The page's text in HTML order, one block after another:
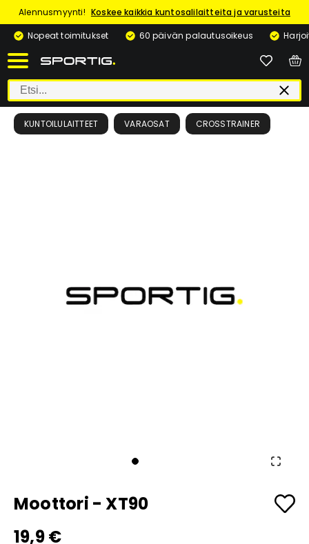
Alennusmyynti! Koskee kaikkia kuntosalilaitteita ja varusteita
Nopeat toimitukset
60 päivän palautusoikeus
KUNTOILULAITTEET VARAOSAT CROSSTRAINER
Moottori - XT90
19,9 €